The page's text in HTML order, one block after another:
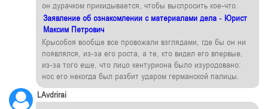
он дурачком прикидывается, чтобы выспросить кое-что.
Заявление об ознакомлении с материалами дела - Юрист
Максим Петрович
Крысобоя вообще все провожали взглядами, где бы он ни
появлялся, из-за его роста, а те, кто видел его впервые,
из-за того еще, что лицо кентуриона было изуродовано:
нос его некогда был разбит ударом германской палицы.
LAvdrirai